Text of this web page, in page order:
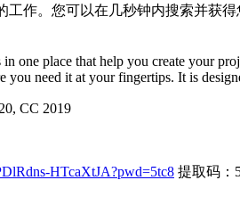
工作。您可以在几秒钟内搜索并获
one place that help you create your
you need it at your fingertips. It is
CC 2019
HTcaXtJA?pwd=5tc8 提取码：